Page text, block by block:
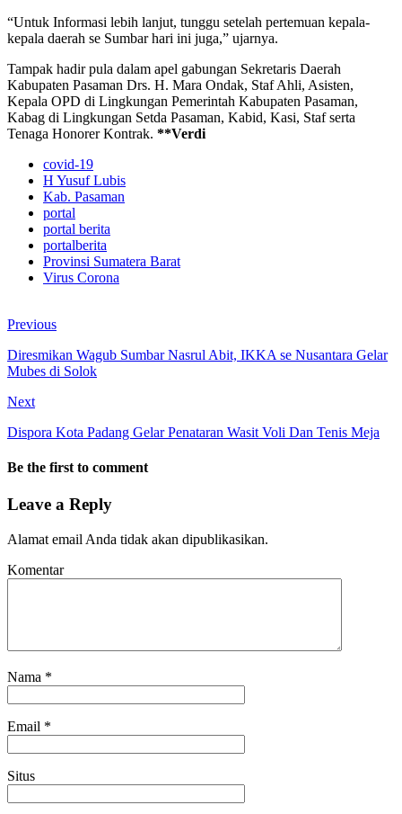
“Untuk Informasi lebih lanjut, tunggu setelah pertemuan kepala-
kepala daerah se Sumbar hari ini juga,” ujarnya.
Tampak hadir pula dalam apel gabungan Sekretaris Daerah
Kabupaten Pasaman Drs. H. Mara Ondak, Staf Ahli, Asisten,
Kepala OPD di Lingkungan Pemerintah Kabupaten Pasaman,
Kabag di Lingkungan Setda Pasaman, Kabid, Kasi, Staf serta
Tenaga Honorer Kontrak. **Verdi
covid-19
H Yusuf Lubis
Kab. Pasaman
portal
portal berita
portalberita
Provinsi Sumatera Barat
Virus Corona
Previous
Diresmikan Wagub Sumbar Nasrul Abit, IKKA se Nusantara Gelar
Mubes di Solok
Next
Dispora Kota Padang Gelar Penataran Wasit Voli Dan Tenis Meja
Be the first to comment
Leave a Reply
Alamat email Anda tidak akan dipublikasikan.
Komentar
Nama *
Email *
Situs